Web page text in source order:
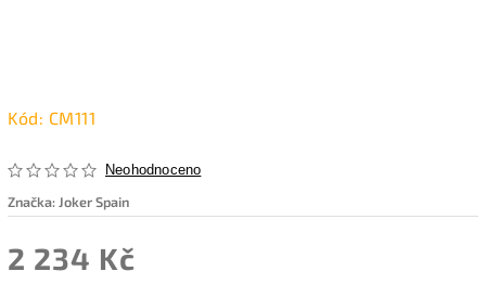
Kód: CM111
Neohodnoceno
Značka: Joker Spain
2 234 Kč